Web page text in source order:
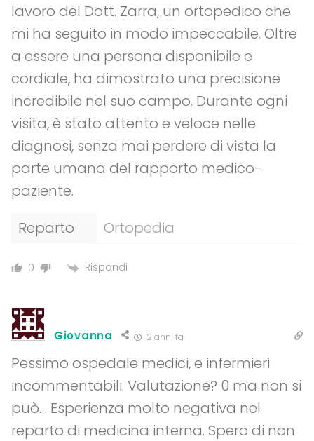
lavoro del Dott. Zarra, un ortopedico che
mi ha seguito in modo impeccabile. Oltre
a essere una persona disponibile e
cordiale, ha dimostrato una precisione
incredibile nel suo campo. Durante ogni
visita, è stato attento e veloce nelle
diagnosi, senza mai perdere di vista la
parte umana del rapporto medico-
paziente.
Reparto
Ortopedia
0 Rispondi
Giovanna 2 anni fa
Pessimo ospedale medici, e infermieri
incommentabili. Valutazione? 0 ma non si
può… Esperienza molto negativa nel
reparto di medicina interna. Spero di non